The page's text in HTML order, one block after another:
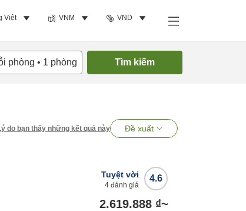
Việt VNM VND
phòng • 1 phòng Tìm kiếm
do bạn thấy những kết quả này Đề xuất
4.6
Tuyệt vời
4 đánh giá
2.619.888 ₫~